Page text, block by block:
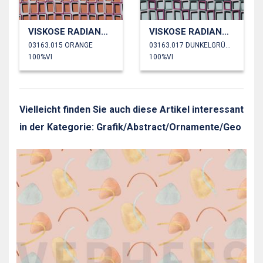
VISKOSE RADIANCE ABSTRAKT
03163.015 ORANGE
100%VI
VISKOSE RADIANCE ABSTRAKT
100%VI
Vielleicht finden Sie auch diese Artikel interessant
in der Kategorie: Grafik/Abstract/Ornamente/Geo